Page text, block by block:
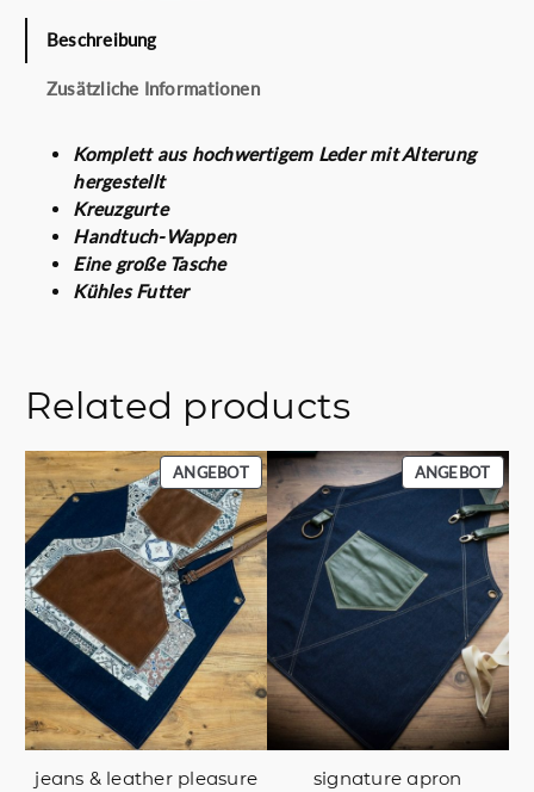
.
0
Beschreibung
Zusätzliche Informationen
Komplett aus hochwertigem Leder mit Alterung
hergestellt
Kreuzgurte
Handtuch-Wappen
Eine große Tasche
Kühles Futter
Related products
ANGEBOTPRODUKT
IM
ANGEBOT
jeans & leather pleasure
ANGEBOT
IM
signature apron